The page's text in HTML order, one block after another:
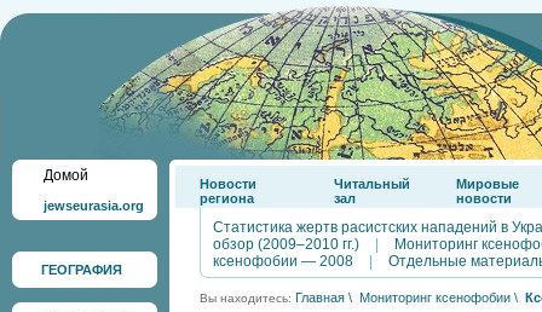
Домой
jewseurasia.org
ГЕОГРАФИЯ
Новости
региона
Читальный
зал
Мировые
новости
Статистика жертв расистских нападений в
обзор (2009–2010 гг.)
Мониторинг
ксенофобии — 2008
Отдельные
Вы находитесь: Главная \ Мониторинг ксенофобии \